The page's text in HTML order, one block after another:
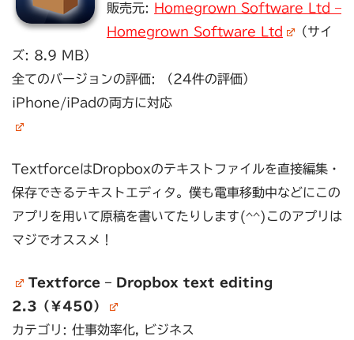
販売元: Homegrown Software Ltd –
Homegrown Software Ltd
（サイ
ズ: 8.9 MB）
全てのバージョンの評価: （24件の評価）
iPhone/iPadの両方に対応
TextforceはDropboxのテキストファイルを直接編集・
保存できるテキストエディタ。僕も電車移動中などにこの
アプリを用いて原稿を書いてたりします(^^)このアプリは
マジでオススメ！
Textforce – Dropbox text editing
2.3（￥450）
カテゴリ: 仕事効率化, ビジネス